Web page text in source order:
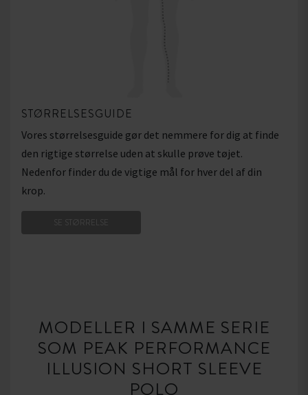
STØRRELSESGUIDE
Vores størrelsesguide gør det nemmere for dig at finde
den rigtige størrelse uden at skulle prøve tøjet.
Nedenfor finder du de vigtige mål for hver del af din
krop.
SE STØRRELSE
MODELLER I SAMME SERIE
SOM PEAK PERFORMANCE
ILLUSION SHORT SLEEVE
POLO